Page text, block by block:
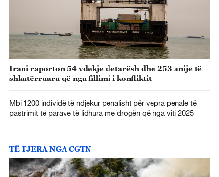
Irani raporton 54 vdekje detarësh dhe 253 anije të
shkatërruara që nga fillimi i konfliktit
Mbi 1200 individë të ndjekur penalisht për vepra penale të
pastrimit të parave të lidhura me drogën që nga viti 2025
TË TJERA NGA CGTN